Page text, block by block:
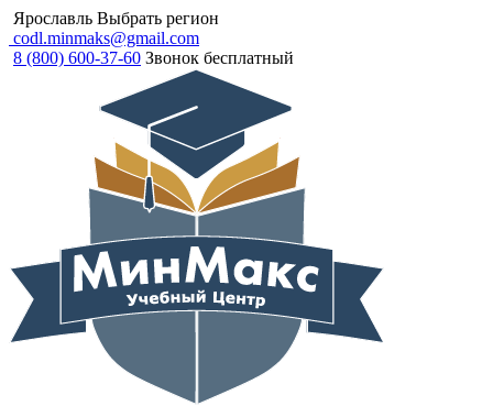
Ярославль Выбрать регион
codl.minmaks@gmail.com
8 (800) 600-37-60 Звонок бесплатный